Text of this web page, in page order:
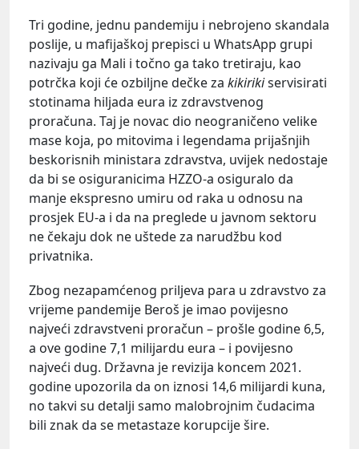
Tri godine, jednu pandemiju i nebrojeno skandala
poslije, u mafijaškoj prepisci u WhatsApp grupi
nazivaju ga Mali i točno ga tako tretiraju, kao
potrčka koji će ozbiljne dečke za kikirikiservisirati
stotinama hiljada eura iz zdravstvenog
proračuna. Taj je novac dio neograničeno velike
mase koja, po mitovima i legendama prijašnjih
beskorisnih ministara zdravstva, uvijek nedostaje
da bi se osiguranicima HZZO-a osiguralo da
manje ekspresno umiru od raka u odnosu na
prosjek EU-a i da na preglede u javnom sektoru
ne čekaju dok ne uštede za narudžbu kod
privatnika.
Zbog nezapamćenog priljeva para u zdravstvo za
vrijeme pandemije Beroš je imao povijesno
najveći zdravstveni proračun – prošle godine 6,5,
a ove godine 7,1 milijardu eura – i povijesno
najveći dug. Državna je revizija koncem 2021.
godine upozorila da on iznosi 14,6 milijardi kuna,
no takvi su detalji samo malobrojnim čudacima
bili znak da se metastaze korupcije šire.